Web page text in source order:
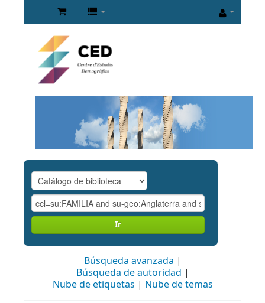
Ir
Búsqueda avanzada
Búsqueda de autoridad
Nube de etiquetas
Nube de temas